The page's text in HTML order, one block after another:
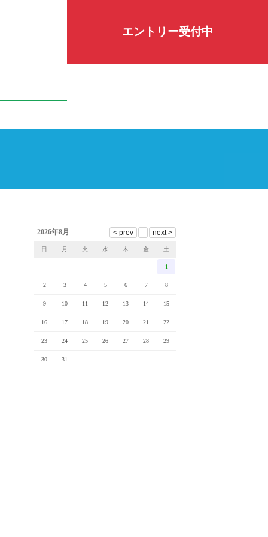
エントリー受付中
2026年8月
日 月 火 水 木 金 土
1
2 3 4 5 6 7 8
9 10 11 12 13 14 15
16 17 18 19 20 21 22
23 24 25 26 27 28 29
30 31